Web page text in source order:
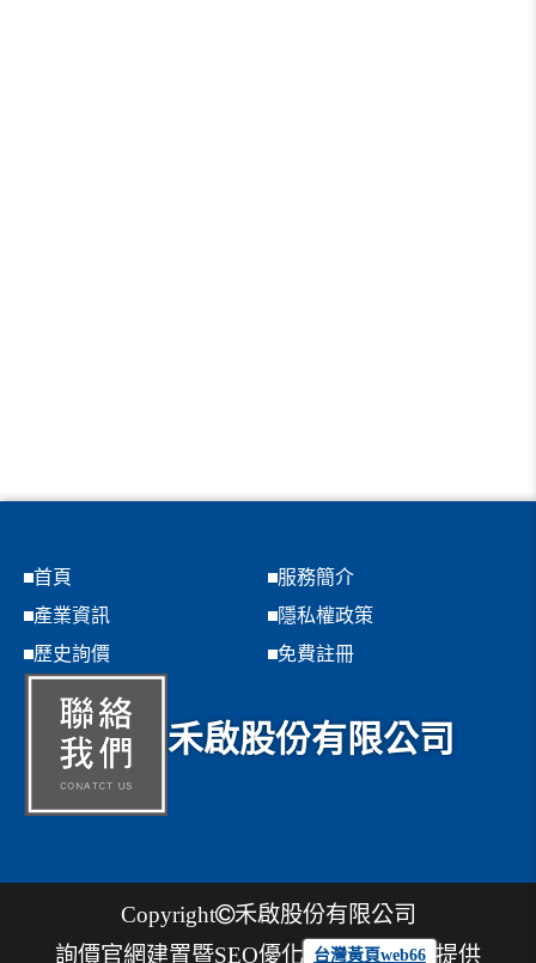
首頁
服務簡介
產業資訊
隱私權政策
歷史詢價
免費註冊
禾啟股份有限公司
Copyright
禾啟股份有限公司
詢價官網建置暨SEO優化
台灣黃頁web66 提供